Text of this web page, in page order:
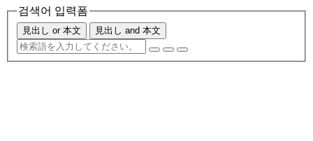
검색어 입력폼
見出し or 本文 見出し and 本文